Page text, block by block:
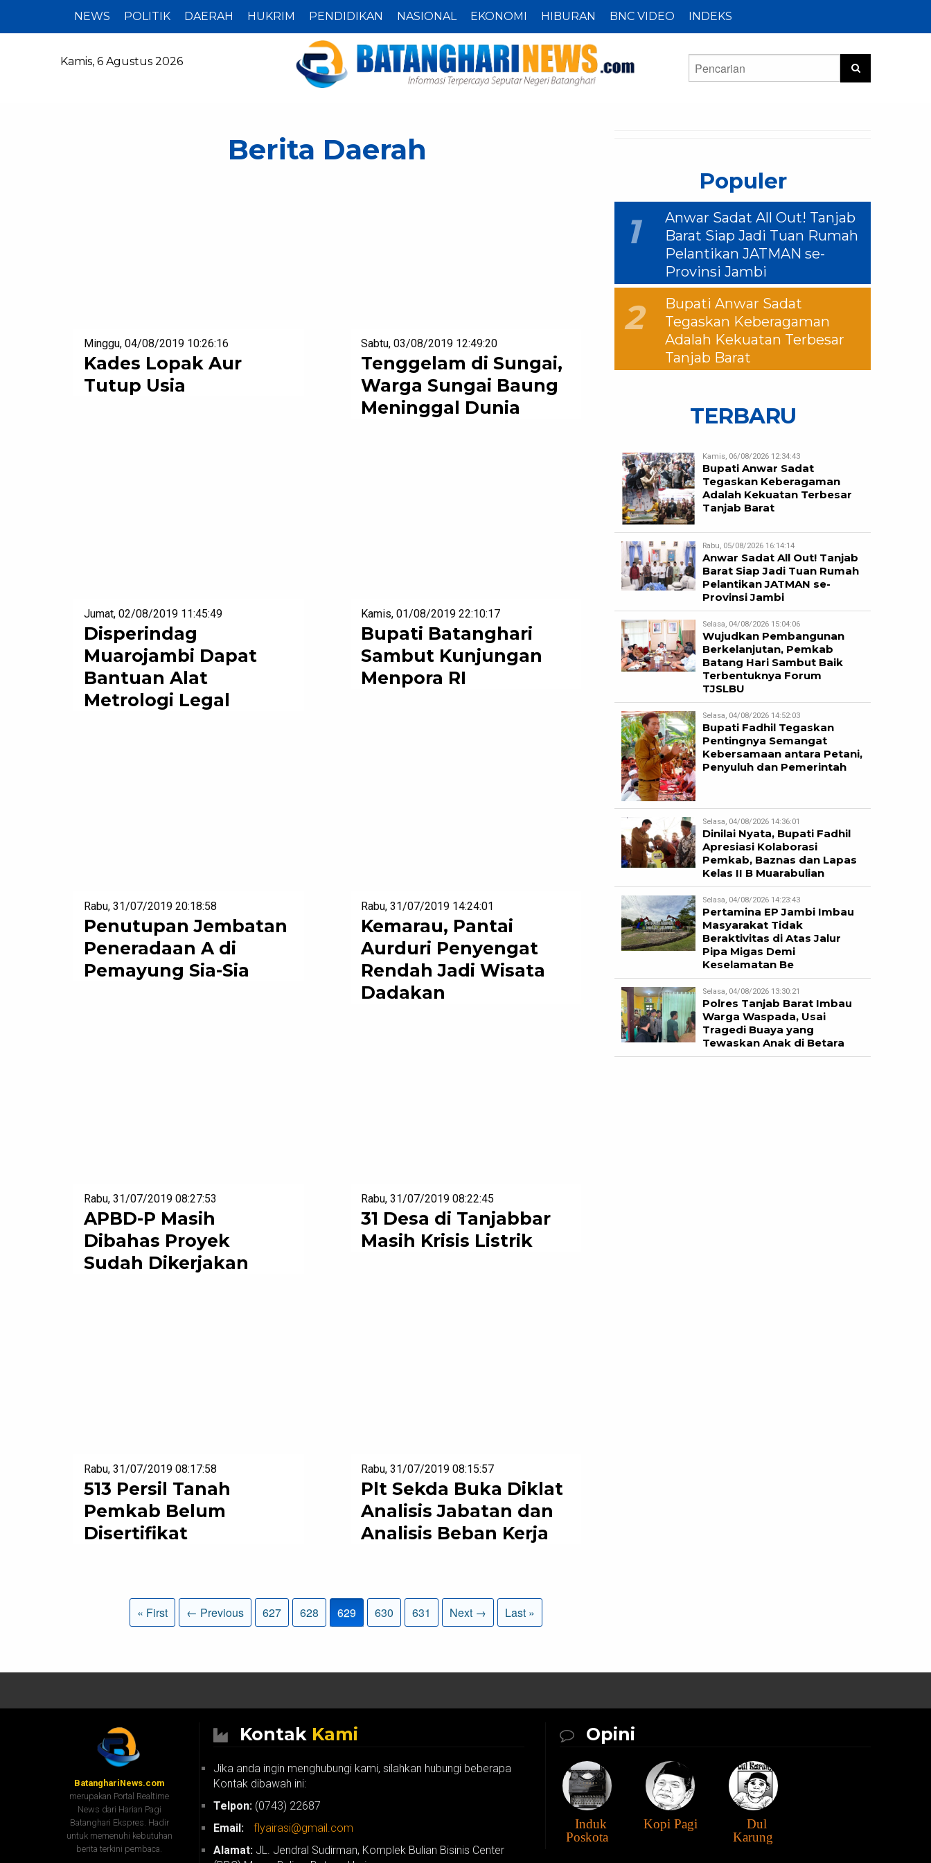
NEWS POLITIK DAERAH HUKRIM PENDIDIKAN NASIONAL EKONOMI HIBURAN BNC VIDEO INDEKS
Kamis, 6 Agustus 2026
Berita Daerah
Minggu, 04/08/2019 10:26:16
Kades Lopak Aur
Tutup Usia
Sabtu, 03/08/2019 12:49:20
Tenggelam di Sungai,
Warga Sungai Baung
Meninggal Dunia
Jumat, 02/08/2019 11:45:49
Disperindag
Muarojambi Dapat
Bantuan Alat
Metrologi Legal
Kamis, 01/08/2019 22:10:17
Bupati Batanghari
Sambut Kunjungan
Menpora RI
Rabu, 31/07/2019 20:18:58
Penutupan Jembatan
Peneradaan A di
Pemayung Sia-Sia
Rabu, 31/07/2019 14:24:01
Kemarau, Pantai
Aurduri Penyengat
Rendah Jadi Wisata
Dadakan
Rabu, 31/07/2019 08:27:53
APBD-P Masih
Dibahas Proyek
Sudah Dikerjakan
Rabu, 31/07/2019 08:22:45
31 Desa di Tanjabbar
Masih Krisis Listrik
Rabu, 31/07/2019 08:17:58
513 Persil Tanah
Pemkab Belum
Disertifikat
Rabu, 31/07/2019 08:15:57
Plt Sekda Buka Diklat
Analisis Jabatan dan
Analisis Beban Kerja
« First ← Previous 627 628 629 630 631 Next → Last »
Populer
1
Anwar Sadat All Out! Tanjab
Barat Siap Jadi Tuan Rumah
Pelantikan JATMAN se-
Provinsi Jambi
2
Bupati Anwar Sadat
Tegaskan Keberagaman
Adalah Kekuatan Terbesar
Tanjab Barat
TERBARU
Kamis, 06/08/2026 12:34:43
Bupati Anwar Sadat
Tegaskan Keberagaman
Adalah Kekuatan Terbesar
Tanjab Barat
Rabu, 05/08/2026 16:14:14
Anwar Sadat All Out! Tanjab
Barat Siap Jadi Tuan Rumah
Pelantikan JATMAN se-
Provinsi Jambi
Selasa, 04/08/2026 15:04:06
Wujudkan Pembangunan
Berkelanjutan, Pemkab
Batang Hari Sambut Baik
Terbentuknya Forum
TJSLBU
Selasa, 04/08/2026 14:52:03
Bupati Fadhil Tegaskan
Pentingnya Semangat
Kebersamaan antara Petani,
Penyuluh dan Pemerintah
Selasa, 04/08/2026 14:36:01
Dinilai Nyata, Bupati Fadhil
Apresiasi Kolaborasi
Pemkab, Baznas dan Lapas
Kelas II B Muarabulian
Selasa, 04/08/2026 14:23:43
Pertamina EP Jambi Imbau
Masyarakat Tidak
Beraktivitas di Atas Jalur
Pipa Migas Demi
Keselamatan Be
Selasa, 04/08/2026 13:30:21
Polres Tanjab Barat Imbau
Warga Waspada, Usai
Tragedi Buaya yang
Tewaskan Anak di Betara
BatanghariNews.com
merupakan Portal Realtime
News dari Harian Pagi
Batanghari Ekspres. Hadir
untuk memenuhi kebutuhan
berita terkini pembaca.
Kontak Kami
Jika anda ingin menghubungi kami, silahkan hubungi beberapa
Kontak dibawah ini:
Telpon: (0743) 22687
Email:
flyairasi@gmail.com
Alamat: JL. Jendral Sudirman, Komplek Bulian Bisinis Center
Opini
Induk
Poskota
Kopi Pagi
Dul
Karung